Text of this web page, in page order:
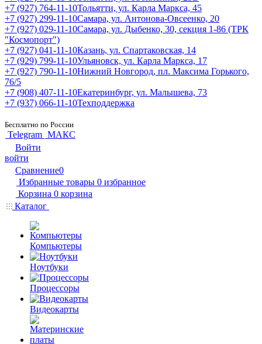
+7 (927) 764-11-10Тольятти, ул. Карла Маркса, 45
+7 (927) 299-11-10Самара, ул. Антонова-Овсеенко, 20
+7 (927) 029-11-10Самара, ул. Дыбенко, 30, секция 1-86 (ТРК
"Космопорт")
+7 (927) 041-11-10Казань, ул. Спартаковская, 14
+7 (929) 799-11-10Ульяновск, ул. Карла Маркса, 17
+7 (927) 790-11-10Нижний Новгород, пл. Максима Горького,
76/5
+7 (908) 407-11-10Екатеринбург, ул. Малышева, 73
+7 (937) 066-11-10Техподдержка
Бесплатно по России
Telegram МАКС
Войти
войти
Сравнение0
Избранные товары 0 избранное
Корзина 0 корзина
Каталог
Компьютеры
Ноутбуки
Процессоры
Видеокарты